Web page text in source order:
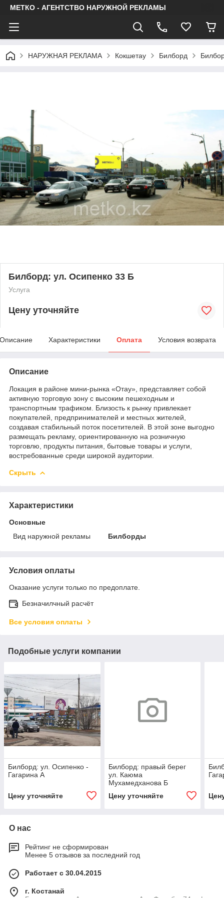
МЕТКО - АГЕНТСТВО НАРУЖНОЙ РЕКЛАМЫ
НАРУЖНАЯ РЕКЛАМА Кокшетау Билборд
Билборд: ул. Осипенко 33 Б
Услуга
Цену уточняйте
Описание Характеристики Оплата Условия возврата
Описание
Локация в районе мини-рынка «Отау», представляет собой
активную торговую зону с высоким пешеходным и
транспортным трафиком. Близость к рынку привлекает
покупателей, предпринимателей и местных жителей,
создавая стабильный поток посетителей. В этой зоне выгодно
размещать рекламу, ориентированную на розничную
торговлю, продукты питания, бытовые товары и услуги,
востребованные среди широкой аудитории.
Скрыть
Характеристики
Основные
Вид наружной рекламы
Билборды
Условия оплаты
Оказание услуги только по предоплате.
Безначилчный расчёт
Все условия оплаты
Подобные услуги компании
Билборд: ул. Осипенко -
Гагарина А
Цену уточняйте
Билборд: правый берег
ул. Каюма
Мухамедханова Б
Цену уточняйте
О нас
Рейтинг не сформирован
Менее 5 отзывов за последний год
Работает с 30.04.2015
г. Костанай